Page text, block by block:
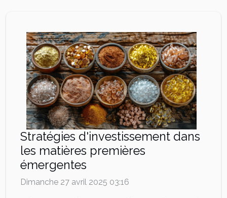
Stratégies d'investissement dans
les matières premières
émergentes
Dimanche 27 avril 2025 03:16